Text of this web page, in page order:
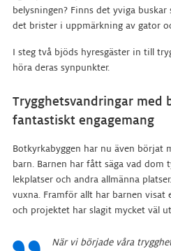
belysningen? Finns det yviga buskar
det brister i uppmärkning av gator
I steg två bjöds hyresgäster in till
höra deras synpunkter.
Trygghetsvandringar med
fantastiskt engagemang
Botkyrkabyggen har nu även börjat
barn. Barnen har fått säga vad dom
lekplatser och andra allmänna
vuxna. Framför allt har barnen visat
och projektet har slagit mycket väl
När vi började våra